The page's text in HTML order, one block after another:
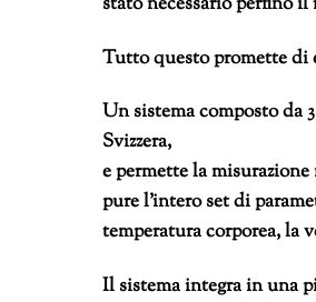
Tutto questo promette di
Un sistema composto da
Svizzera,
e permette la
pure l’intero set di
temperatura corporea, la
Il sistema integra in una